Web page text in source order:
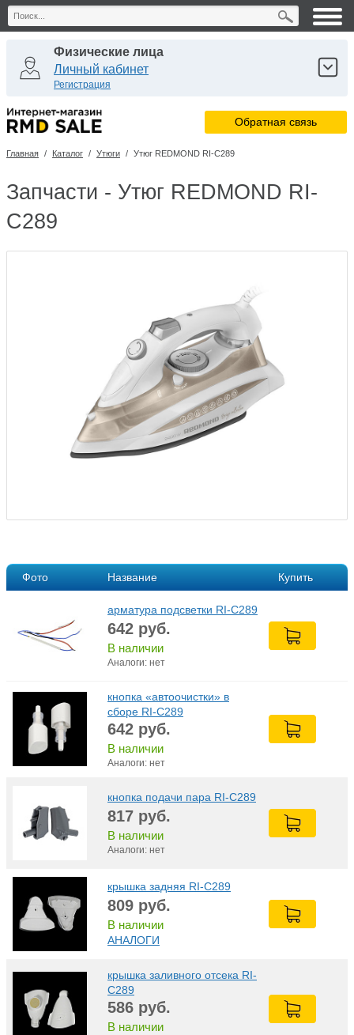
Физические лица
Личный кабинет
Регистрация
Юридические лица
Личный кабинет
Личный кабинет
Обратная связь
Главная / Каталог / Утюги / Утюг REDMOND RI-C289
Запчасти - Утюг REDMOND RI-
C289
Фото Название Купить
арматура подсветки RI-C289
642 руб.
В наличии
Аналоги: нет
кнопка «автоочистки» в
сборе RI-C289
642 руб.
В наличии
Аналоги: нет
кнопка подачи пара RI-C289
817 руб.
В наличии
Аналоги: нет
крышка задняя RI-C289
809 руб.
В наличии
АНАЛОГИ
крышка заливного отсека RI-
C289
586 руб.
В наличии